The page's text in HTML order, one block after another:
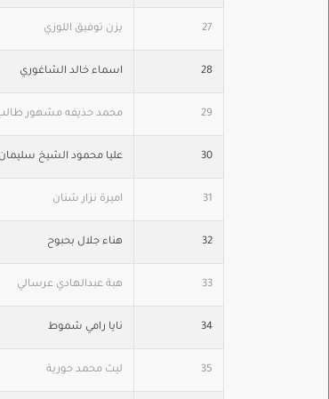
27 يزن توفيق اللوزي
28 اسماء خالد الشاغوري
29 محمد حذيفه مشهور
30 عليا محمود الشيخ سليمان
31 اميرة نزار شنان
32 هناء جلال بحبوح
33 هبة عبدالهادي عرسالي
34 نايا رامي شموط
35 ليث محمد حورية